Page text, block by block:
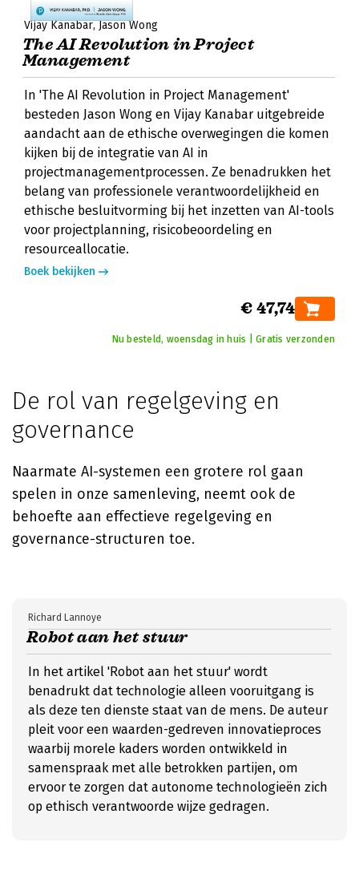
Vijay Kanabar Jason Wong
The AI Revolution in Project
Management
In 'The AI Revolution in Project Management'
besteden Jason Wong en Vijay Kanabar uitgebreide
aandacht aan de ethische overwegingen die komen
kijken bij de integratie van AI in
projectmanagementprocessen. Ze benadrukken het
belang van professionele verantwoordelijkheid en
ethische besluitvorming bij het inzetten van AI-tools
voor projectplanning, risicobeoordeling en
resourceallocatie.
Boek bekijken
€ 47,74
Nu besteld, woensdag in huis | Gratis verzonden
De rol van regelgeving en
governance
Naarmate AI-systemen een grotere rol gaan
spelen in onze samenleving, neemt ook de
behoefte aan effectieve regelgeving en
governance-structuren toe.
Robot aan het stuur
Richard Lannoye
In het artikel 'Robot aan het stuur' wordt
benadrukt dat technologie alleen vooruitgang is
als deze ten dienste staat van de mens. De auteur
pleit voor een waarden-gedreven innovatieproces
waarbij morele kaders worden ontwikkeld in
samenspraak met alle betrokken partijen, om
ervoor te zorgen dat autonome technologieën zich
op ethisch verantwoorde wijze gedragen.